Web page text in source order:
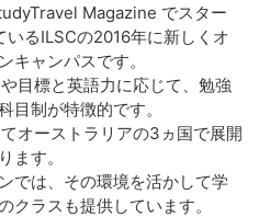
Magazine でスター
るILSCの2016年に新しくオ
キャンパスです。
目標と英語力に応じて、勉強
目制が特徴的です。
オーストラリアの3ヵ国で展開
ます。
では、その環境を活かして学
クラスも提供しています。